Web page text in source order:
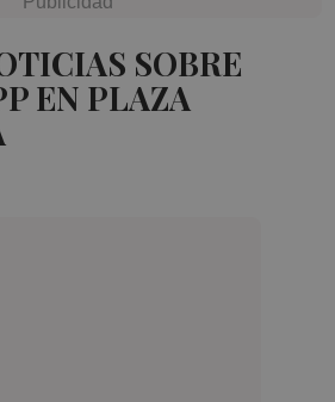
SOBRE
EN PLAZA